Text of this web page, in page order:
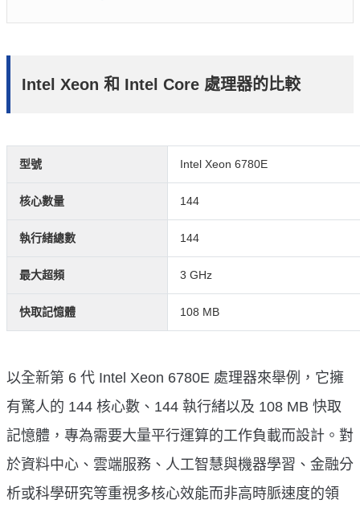
Intel Xeon 和 Intel Core 處理器的比較
型號 Intel Xeon 6780E
核心數量 144
執行緒總數 144
最大超頻 3 GHz
快取記憶體 108 MB
以全新第 6 代 Intel Xeon 6780E 處理器來舉例，它擁
有驚人的 144 核心數、144 執行緒以及 108 MB 快取
記憶體，專為需要大量平行運算的工作負載而設計。對
於資料中心、雲端服務、人工智慧與機器學習、金融分
析或科學研究等重視多核心效能而非高時脈速度的領